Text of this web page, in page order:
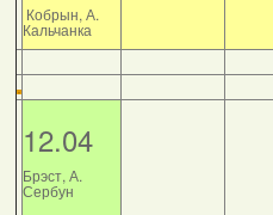
Кобрын, А.
Кальчанка
12.04
Брэст, А.
Сербун